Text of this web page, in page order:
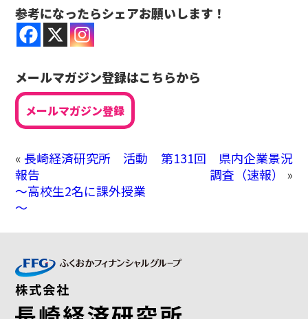
参考になったらシェアお願いします！
メールマガジン登録はこちらから
メールマガジン登録
«長崎経済研究所 活動
報告
～高校生2名に課外授業
～
第131回 県内企業景況
調査（速報）
»